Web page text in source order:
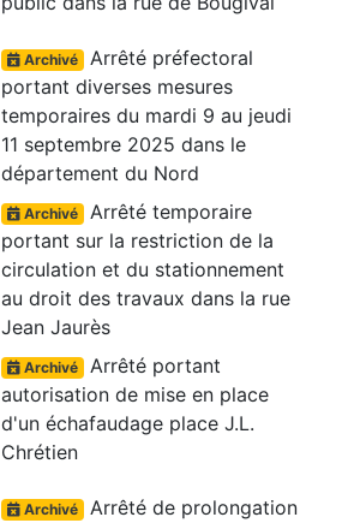
Archivé Arrêté préfectoral
portant diverses mesures
temporaires du mardi 9 au jeudi
11 septembre 2025 dans le
département du Nord
Archivé Arrêté temporaire
portant sur la restriction de la
circulation et du stationnement
au droit des travaux dans la rue
Jean Jaurès
Archivé Arrêté portant
autorisation de mise en place
d'un échafaudage place J.L.
Chrétien
Archivé Arrêté de prolongation